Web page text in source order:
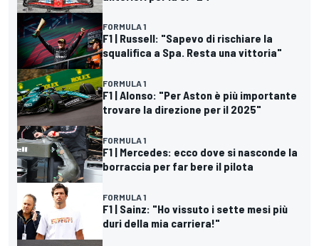
FORMULA 1
F1 | Russell: "Sapevo di rischiare la
squalifica a Spa. Resta una vittoria"
FORMULA 1
F1 | Alonso: "Per Aston è più importante
trovare la direzione per il 2025"
FORMULA 1
F1 | Mercedes: ecco dove si nasconde la
borraccia per far bere il pilota
FORMULA 1
F1 | Sainz: "Ho vissuto i sette mesi più
duri della mia carriera!"